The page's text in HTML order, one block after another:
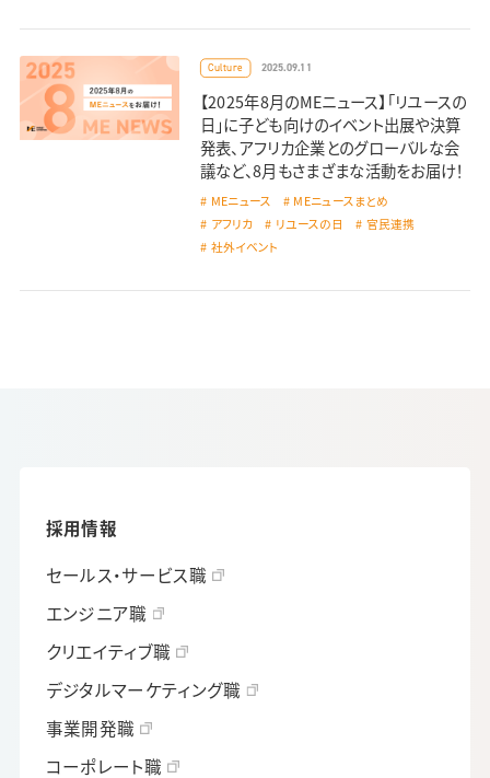
Culture 2025.09.11
【2025年8月のMEニュース】「リユースの
日」に子ども向けのイベント出展や決算
発表、アフリカ企業とのグローバルな会
議など、8月もさまざまな活動をお届け！
MEニュース MEニュースまとめ
アフリカ リユースの日
官民連携
社外イベント
採用情報
セールス・サービス職
エンジニア職
クリエイティブ職
デジタルマーケティング職
事業開発職
コーポレート職